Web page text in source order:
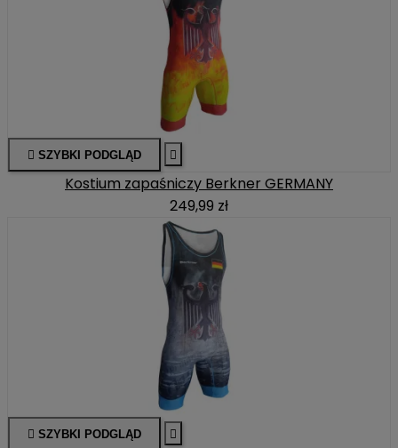
 SZYBKI PODGLĄD 
Kostium zapaśniczy Berkner GERMANY
249,99 zł
 SZYBKI PODGLĄD 